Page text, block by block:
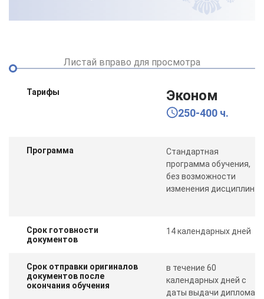
Листай вправо для просмотра
Тарифы Эконом
250-400 ч.
Программа
Стандартная
программа обучения,
без возможности
изменения дисциплин
Срок готовности
документов
14 календарных дней
Срок отправки оригиналов
документов после
окончания обучения
в течение 60
календарных дней с
даты выдачи диплома